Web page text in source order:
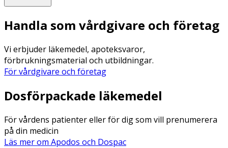
Handla som vårdgivare och företag
Vi erbjuder läkemedel, apoteksvaror,
förbrukningsmaterial och utbildningar.
För vårdgivare och företag
Dosförpackade läkemedel
För vårdens patienter eller för dig som vill prenumerera
på din medicin
Läs mer om Apodos och Dospac